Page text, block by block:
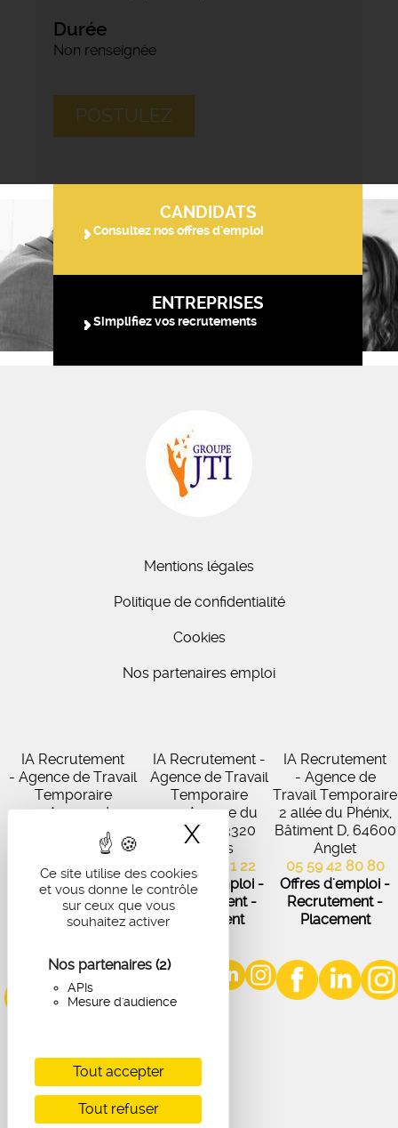
Ce site utilise des cookies
et vous donne le contrôle
sur ceux que vous
souhaitez activer
Nos partenaires (2)
APIs
Mesure d'audience
Tout accepter
Tout refuser
X Masquer le
Durée
Non renseignée
POSTULEZ
CANDIDATS
Consultez nos offres d'emploi
ENTREPRISES
Simplifiez vos recrutements
Mentions légales
Politique de confidentialité
Cookies
Nos partenaires emploi
IA Recrutement
- Agence de Travail
Temporaire
27 Avenue de
Virecourt, 33370
Artigues-près-
Bordeaux
05 56 67 48 57
Offres d'emploi -
Recrutement -
IA Recrutement -
Agence de Travail
Temporaire
102 Avenue du
Médoc, 33320
Eysines
05 56 45 21 22
Offres d'emploi -
Recrutement -
Placement
IA Recrutement
- Agence de
Travail Temporaire
2 allée du Phénix,
Bâtiment D, 64600
Anglet
05 59 42 80 80
Offres d'emploi -
Recrutement -
Placement